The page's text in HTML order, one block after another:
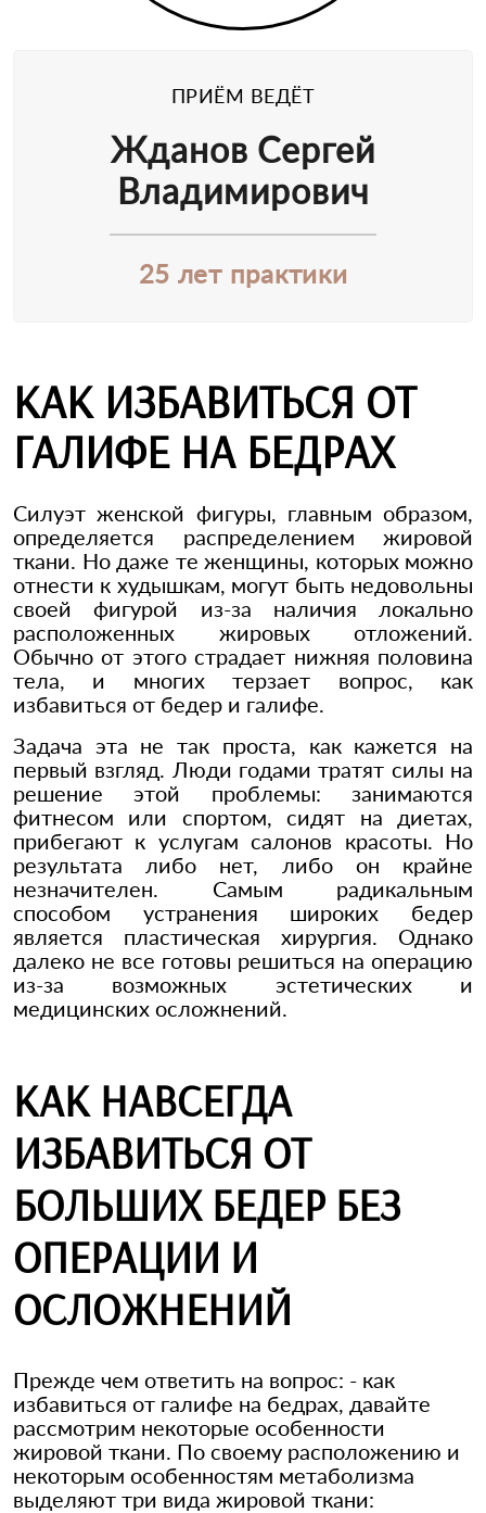
ПРИЁМ ВЕДЁТ
Жданов Сергей
Владимирович
25 лет практики
КАК ИЗБАВИТЬСЯ ОТ
ГАЛИФЕ НА БЕДРАХ
Силуэт женской фигуры, главным образом,
определяется распределением жировой
ткани. Но даже те женщины, которых можно
отнести к худышкам, могут быть недовольны
своей фигурой из-за наличия локально
расположенных жировых отложений.
Обычно от этого страдает нижняя половина
тела, и многих терзает вопрос, как
избавиться от бедер и галифе.
Задача эта не так проста, как кажется на
первый взгляд. Люди годами тратят силы на
решение этой проблемы: занимаются
фитнесом или спортом, сидят на диетах,
прибегают к услугам салонов красоты. Но
результата либо нет, либо он крайне
незначителен. Самым радикальным
способом устранения широких бедер
является пластическая хирургия. Однако
далеко не все готовы решиться на операцию
из-за возможных эстетических и
медицинских осложнений.
КАК НАВСЕГДА
ИЗБАВИТЬСЯ ОТ
БОЛЬШИХ БЕДЕР БЕЗ
ОПЕРАЦИИ И
ОСЛОЖНЕНИЙ
Прежде чем ответить на вопрос: - как
избавиться от галифе на бедрах, давайте
рассмотрим некоторые особенности
жировой ткани. По своему расположению и
некоторым особенностям метаболизма
выделяют три вида жировой ткани: